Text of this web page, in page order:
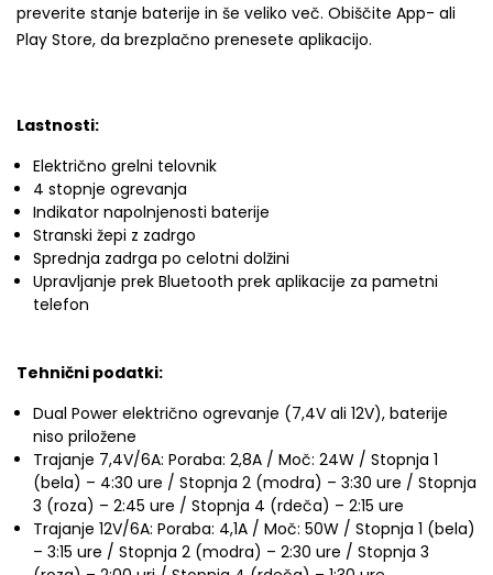
preverite stanje baterije in še veliko več. Obiščite App- ali
Play Store, da brezplačno prenesete aplikacijo.
Lastnosti:
Električno grelni telovnik
4 stopnje ogrevanja
Indikator napolnjenosti baterije
Stranski žepi z zadrgo
Sprednja zadrga po celotni dolžini
Upravljanje prek Bluetooth prek aplikacije za pametni
telefon
Tehnični podatki:
Dual Power električno ogrevanje (7,4V ali 12V), baterije
niso priložene
Trajanje 7,4V/6A: Poraba: 2,8A / Moč: 24W / Stopnja 1
(bela) – 4:30 ure / Stopnja 2 (modra) – 3:30 ure / Stopnja
3 (roza) – 2:45 ure / Stopnja 4 (rdeča) – 2:15 ure
Trajanje 12V/6A: Poraba: 4,1A / Moč: 50W / Stopnja 1 (bela)
– 3:15 ure / Stopnja 2 (modra) – 2:30 ure / Stopnja 3